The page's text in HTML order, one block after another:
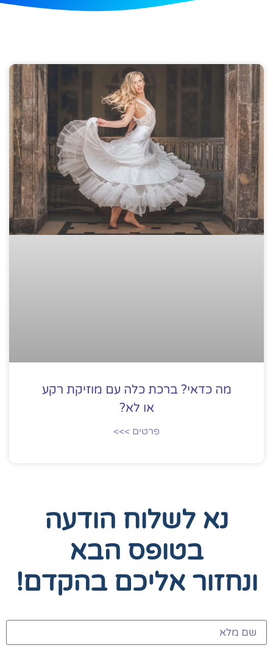
מה כדאי? ברכת כלה עם מוזיקת רקע
או לא?
פרטים >>>
נא לשלוח הודעה
בטופס הבא
ונחזור אליכם בהקדם!